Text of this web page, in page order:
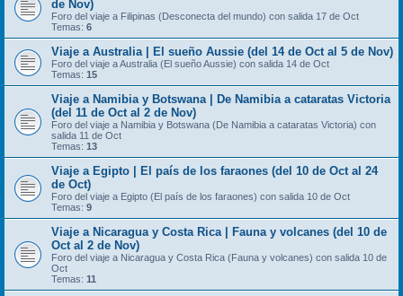
de Nov)
Foro del viaje a Filipinas (Desconecta del mundo) con salida 17 de Oct
Temas: 6
Viaje a Australia | El sueño Aussie (del 14 de Oct al 5 de Nov)
Foro del viaje a Australia (El sueño Aussie) con salida 14 de Oct
Temas: 15
Viaje a Namibia y Botswana | De Namibia a cataratas Victoria
(del 11 de Oct al 2 de Nov)
Foro del viaje a Namibia y Botswana (De Namibia a cataratas Victoria) con
salida 11 de Oct
Temas: 13
Viaje a Egipto | El país de los faraones (del 10 de Oct al 24
de Oct)
Foro del viaje a Egipto (El país de los faraones) con salida 10 de Oct
Temas: 9
Viaje a Nicaragua y Costa Rica | Fauna y volcanes (del 10 de
Oct al 2 de Nov)
Foro del viaje a Nicaragua y Costa Rica (Fauna y volcanes) con salida 10 de
Oct
Temas: 11